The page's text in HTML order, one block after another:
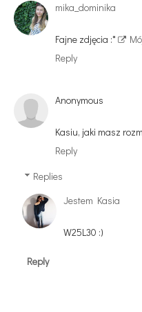
mika_dominika
Fajne zdjęcia :*
Reply
Anonymous
Kasiu, jaki masz
Reply
Replies
Jestem Kasia
W25L30 :)
Reply